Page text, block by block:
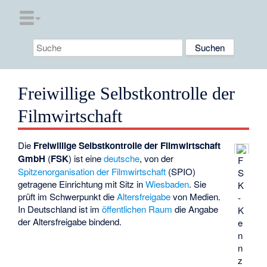
Freiwillige Selbstkontrolle der
Filmwirtschaft
F
S
K
-
K
e
n
n
z
Die Freiwillige Selbstkontrolle der Filmwirtschaft
GmbH (FSK) ist einedeutsche, von der
Spitzenorganisation der Filmwirtschaft (SPIO)
getragene Einrichtung mit Sitz inWiesbaden. Sie
prüft im Schwerpunkt dieAltersfreigabevon Medien.
In Deutschland ist imöffentlichen Raum die Angabe
der Altersfreigabe bindend.